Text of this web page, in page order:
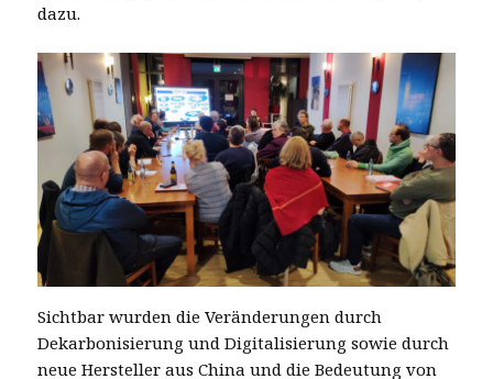
dazu.
Sichtbar wurden die Veränderungen durch
Dekarbonisierung und Digitalisierung sowie durch
neue Hersteller aus China und die Bedeutung von